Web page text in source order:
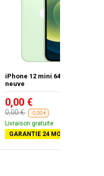
iPhone 12 mini 64 Go - Batterie
neuve
0,00 €
0,00 € -0,00 €
Livraison gratuite
GARANTIE 24 MOIS